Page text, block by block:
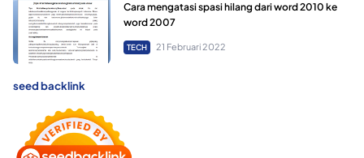
Cara mengatasi spasi hilang dari word 2010 ke
word 2007
TECH 21 Februari 2022
seed backlink